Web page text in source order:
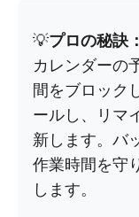
💡プロの秘訣：
カレンダーの
間をブロック
ールし、リマ
新します。バ
作業時間を守
します。